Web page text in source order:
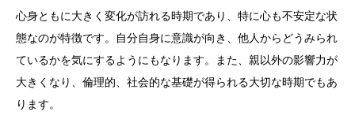
心身ともに大きく変化が訪れる時期であり、特に心も不安定な状
態なのが特徴です。自分自身に意識が向き、他人からどうみられ
ているかを気にするようにもなります。また、親以外の影響力が
大きくなり、倫理的、社会的な基礎が得られる大切な時期でもあ
ります。